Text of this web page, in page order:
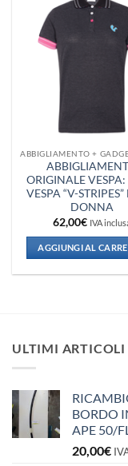
ABBIGLIAMENTO +
ORIGINALE VESPA:
VESPA “V-
DONNA
62,00€ IVA
AGGIUNGI AL
ULTIMI ARTICOLI
BORDO
APE 50/
20,00€